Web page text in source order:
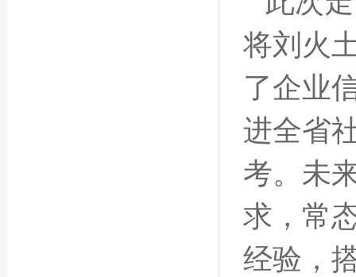
将刘火
了企业
进全省
考。未
求，常
经验，